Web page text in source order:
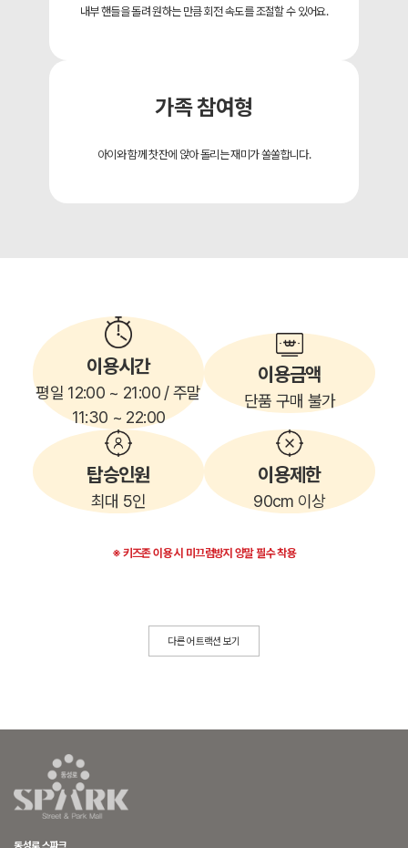
내부 핸들을 돌려 원하는 만큼 회전 속도를 조절할 수 있어요.
가족 참여형
아이와 함께 찻잔에 앉아 돌리는 재미가 쏠쏠합니다.
이용시간
평일 12:00 ~ 21:00 / 주말
11:30 ~ 22:00
이용금액
단품 구매 불가
탑승인원
최대 5인
이용제한
90cm 이상
※ 키즈존 이용 시 미끄럼방지 양말 필수 착용
다른 어트랙션 보기
동성로 스파크